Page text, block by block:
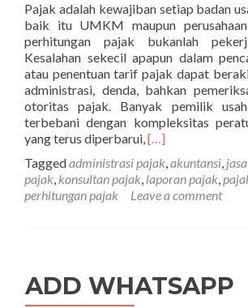
Pajak adalah kewajiban setiap badan
baik itu UMKM maupun
perhitungan pajak bukanlah
Kesalahan sekecil apapun dalam
atau penentuan tarif pajak dapat
administrasi, denda, bahkan
otoritas pajak. Banyak pemilik
terbebani dengan kompleksitas
yang terus diperbarui,Read
about
Bagaimana
Jasa
Kesalahan
Perhitungan
[…]
Taggedadministrasi pajak,akuntansi,
pajak, konsultan pajak, laporan pajak,
perhitungan pajak
Leave a comment
ADD WHATSAPP